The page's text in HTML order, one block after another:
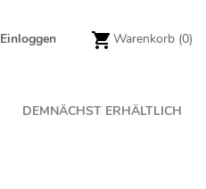
Einloggen Warenkorb (0)
DEMNÄCHST ERHÄLTLICH